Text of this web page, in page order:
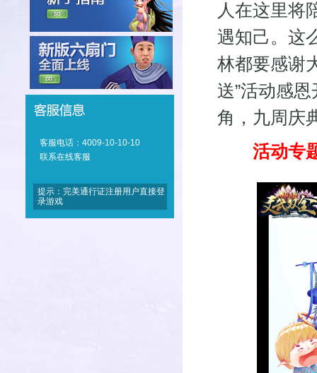
客服电话：4009-10-10-10
联系在线客服
提示：完美通行证注册用户直接登
录游戏
人在这里将
遇知己。这
林都要感谢
送”活动感
角，九周庆
活动专